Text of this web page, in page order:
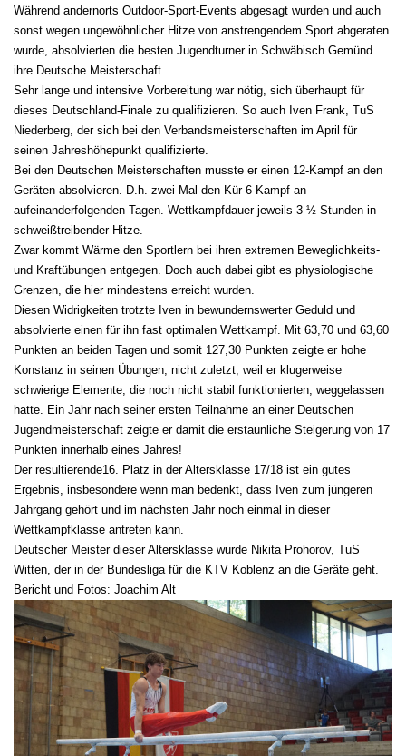
Während andernorts Outdoor-Sport-Events abgesagt wurden und auch
sonst wegen ungewöhnlicher Hitze von anstrengendem Sport abgeraten
wurde, absolvierten die besten Jugendturner in Schwäbisch Gemünd
ihre Deutsche Meisterschaft.
Sehr lange und intensive Vorbereitung war nötig, sich überhaupt für
dieses Deutschland-Finale zu qualifizieren. So auch Iven Frank, TuS
Niederberg, der sich bei den Verbandsmeisterschaften im April für
seinen Jahreshöhepunkt qualifizierte.
Bei den Deutschen Meisterschaften musste er einen 12-Kampf an den
Geräten absolvieren. D.h. zwei Mal den Kür-6-Kampf an
aufeinanderfolgenden Tagen. Wettkampfdauer jeweils 3 ½ Stunden in
schweißtreibender Hitze.
Zwar kommt Wärme den Sportlern bei ihren extremen Beweglichkeits-
und Kraftübungen entgegen. Doch auch dabei gibt es physiologische
Grenzen, die hier mindestens erreicht wurden.
Diesen Widrigkeiten trotzte Iven in bewundernswerter Geduld und
absolvierte einen für ihn fast optimalen Wettkampf. Mit 63,70 und 63,60
Punkten an beiden Tagen und somit 127,30 Punkten zeigte er hohe
Konstanz in seinen Übungen, nicht zuletzt, weil er klugerweise
schwierige Elemente, die noch nicht stabil funktionierten, weggelassen
hatte. Ein Jahr nach seiner ersten Teilnahme an einer Deutschen
Jugendmeisterschaft zeigte er damit die erstaunliche Steigerung von 17
Punkten innerhalb eines Jahres!
Der resultierende16. Platz in der Altersklasse 17/18 ist ein gutes
Ergebnis, insbesondere wenn man bedenkt, dass Iven zum jüngeren
Jahrgang gehört und im nächsten Jahr noch einmal in dieser
Wettkampfklasse antreten kann.
Deutscher Meister dieser Altersklasse wurde Nikita Prohorov, TuS
Witten, der in der Bundesliga für die KTV Koblenz an die Geräte geht.
Bericht und Fotos: Joachim Alt